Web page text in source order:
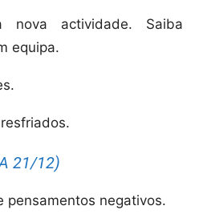
nova actividade. Saiba
equipa.
21/12)
pensamentos negativos.